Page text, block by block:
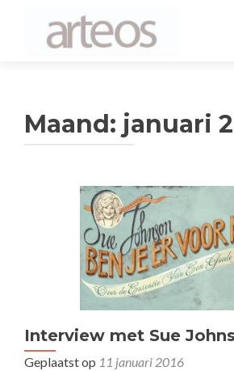
Maand: januari
Interview met Sue
Geplaatst op 11 januari 2016